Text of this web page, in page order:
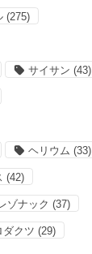
(275)
サイサン (43)
ヘリウム (33)
(42)
ゾナック (37)
ダクツ (29)